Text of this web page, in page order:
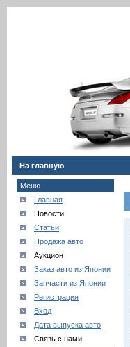
На главную
Меню
Главная
Новости
Статьи
Продажа авто
Аукцион
Заказ авто из Японии
Запчасти из Японии
Регистрация
Вход
Дата выпуска авто
Связь с нами